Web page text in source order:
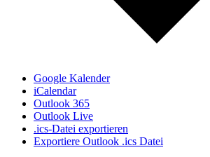
Google Kalender
iCalendar
Outlook 365
Outlook Live
.ics-Datei exportieren
Exportiere Outlook .ics Datei